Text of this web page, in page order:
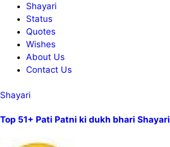
Shayari
Status
Quotes
Wishes
About Us
Contact Us
Shayari
Top 51+ Pati Patni ki dukh bhari Shayari –